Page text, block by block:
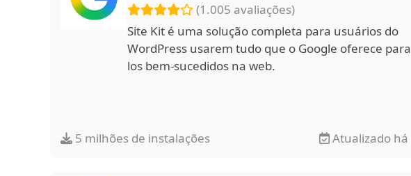
(1.005 avaliações)
Site Kit é uma solução completa para usuários do
WordPress usarem tudo que o Google oferece
los bem-sucedidos na web.
5 milhões de instalações Atualizado há